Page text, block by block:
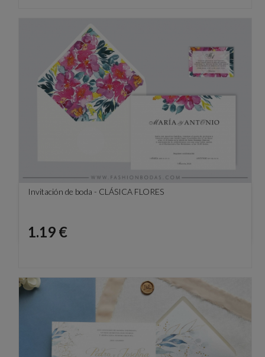
Invitación de boda - CLÁSICA FLORES
Precio
1.19 €